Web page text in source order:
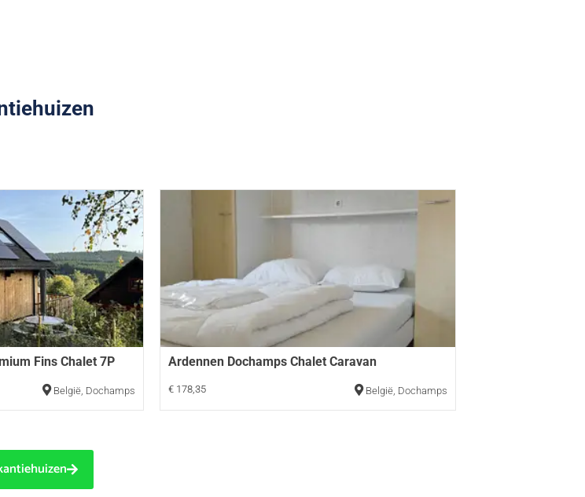
Fins Chalet 7P
België, Dochamps
Ardennen Dochamps Chalet Caravan
€ 178,35 België, Dochamps